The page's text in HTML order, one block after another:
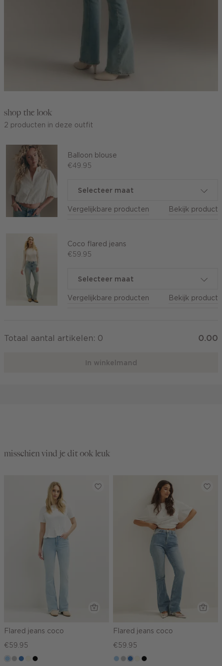
shop the look
2 producten in deze outfit
Balloon blouse
€49.95
Selecteer maat
Vergelijkbare producten Bekijk product
Coco flared jeans
€59.95
Selecteer maat
Vergelijkbare producten Bekijk product
Totaal aantal artikelen: 0 0.00
In winkelmand
misschien vind je dit ook leuk
Flared jeans coco
€59.95
lichtblauw
grijs,middenblauw
wit,zwart,
Flared jeans coco
€59.95
lichtblauw
grijs,middenblauw
wit,zwart,